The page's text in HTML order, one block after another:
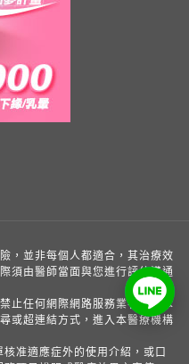
，並非每個人都適合，其治療效
須由醫師當面與您進行評估溝通
止任何網際網路服務業者轉錄本
或超連結方式，進入本醫療機構
准適應症外的使用介紹，或口